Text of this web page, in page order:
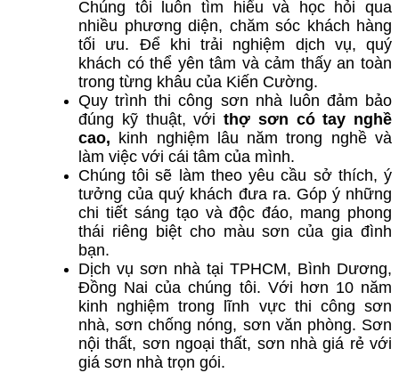
Chúng tôi luôn tìm hiểu và học hỏi qua
nhiều phương diện, chăm sóc khách hàng
tối ưu. Để khi trải nghiệm dịch vụ, quý
khách có thể yên tâm và cảm thấy an toàn
trong từng khâu của Kiến Cường.
Quy trình thi công sơn nhà luôn đảm bảo
đúng kỹ thuật, với thợ sơn có tay nghề
cao, kinh nghiệm lâu năm trong nghề và
làm việc với cái tâm của mình.
Chúng tôi sẽ làm theo yêu cầu sở thích, ý
tưởng của quý khách đưa ra. Góp ý những
chi tiết sáng tạo và độc đáo, mang phong
thái riêng biệt cho màu sơn của gia đình
bạn.
Dịch vụ sơn nhà tại TPHCM, Bình Dương,
Đồng Nai của chúng tôi. Với hơn 10 năm
kinh nghiệm trong lĩnh vực thi công sơn
nhà, sơn chống nóng, sơn văn phòng. Sơn
nội thất, sơn ngoại thất, sơn nhà giá rẻ với
giá sơn nhà trọn gói.